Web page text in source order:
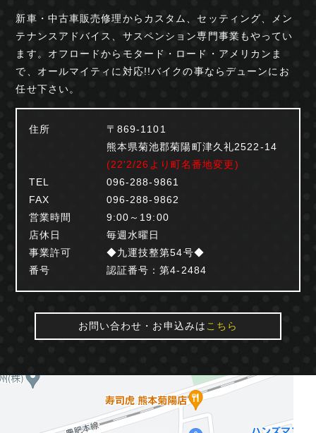
新車・中古車販売修理からカスタム、セッティング、
メン
テナンスアドバイス、サスペンション専門事業もやってい
ます。オフロードからモタード・ロード・ アメリカンま
で、オールマイティに対応!!バイクの事ならデューンにお
任せ下さい。
住所
〒869-1101
熊本県菊池郡菊陽町津久礼2522-14
(22'2/26より町名番地変更)
TEL
096-288-9861
FAX
096-288-9862
営業時間
9:00～19:00
店休日
毎週水曜日
事業許可
番号
◆九運技整第54号◆
認証番号：第4-2484
お問い合わせ・お申込みはこちら